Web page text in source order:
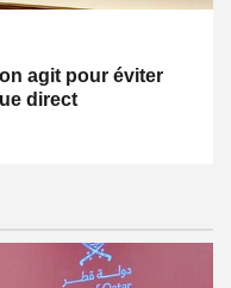
agit pour éviter
direct